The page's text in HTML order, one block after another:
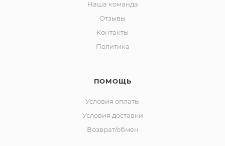
Наша команда
Отзывы
Контакты
Политика
ПОМОЩЬ
Условия оплаты
Условия доставки
Возврат/обмен